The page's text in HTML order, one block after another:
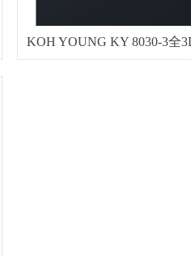
KOH YOUNG KY 8030-3全